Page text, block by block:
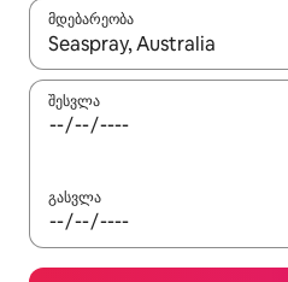
მდებარეობა
როცა შედეგები
შესვლა
გასვლა